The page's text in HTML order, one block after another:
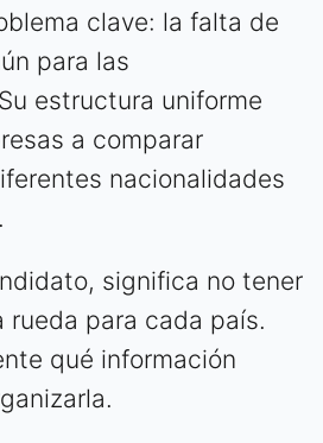
clave: la falta de
para las
estructura uniforme
a comparar
nacionalidades
significa no tener
rueda para cada país.
qué información